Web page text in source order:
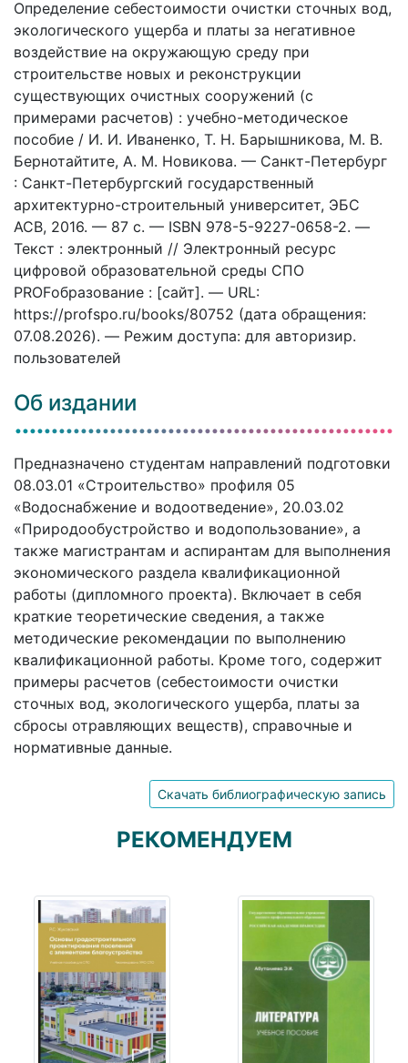
Определение себестоимости очистки сточных вод,
экологического ущерба и платы за негативное
воздействие на окружающую среду при
строительстве новых и реконструкции
существующих очистных сооружений (с
примерами расчетов) : учебно-методическое
пособие / И. И. Иваненко, Т. Н. Барышникова, М. В.
Бернотайтите, А. М. Новикова. — Санкт-Петербург
: Санкт-Петербургский государственный
архитектурно-строительный университет, ЭБС
АСВ, 2016. — 87 c. — ISBN 978-5-9227-0658-2. —
Текст : электронный // Электронный ресурс
цифровой образовательной среды СПО
PROFобразование : [сайт]. — URL:
https://profspo.ru/books/80752 (дата обращения:
07.08.2026). — Режим доступа: для авторизир.
пользователей
Об издании
Предназначено студентам направлений подготовки
08.03.01 «Строительство» профиля 05
«Водоснабжение и водоотведение», 20.03.02
«Природообустройство и водопользование», а
также магистрантам и аспирантам для выполнения
экономического раздела квалификационной
работы (дипломного проекта). Включает в себя
краткие теоретические сведения, а также
методические рекомендации по выполнению
квалификационной работы. Кроме того, содержит
примеры расчетов (себестоимости очистки
сточных вод, экологического ущерба, платы за
сбросы отравляющих веществ), справочные и
нормативные данные.
Скачать библиографическую запись
РЕКОМЕНДУЕМ